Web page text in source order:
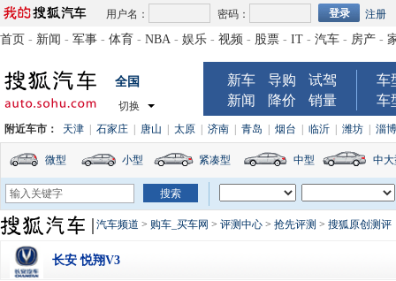
用户名： 密码： 注册
首页 - 新闻 - 军事 - 体育 - NBA - 娱乐 - 视频 - 股票 - IT - 汽车 - 房产 -
全国
切换
新车 导购
试驾
新闻
降价 销量
车
车
附近车市： 天津 石家庄 唐山 太原 济南 青岛 烟台 临沂 潍坊 淄博
微型 小型 紧凑型 中型 中
汽车频道 > 购车_买车网 > 评测中心 > 抢先评测 > 搜狐原创测评
长安 悦翔V3